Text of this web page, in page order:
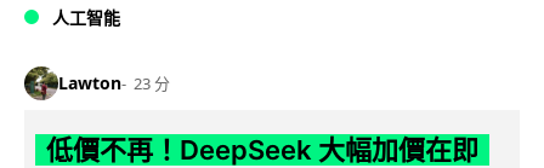
人工智能
Lawton 23 分
低價不再！DeepSeek 大幅加價在即